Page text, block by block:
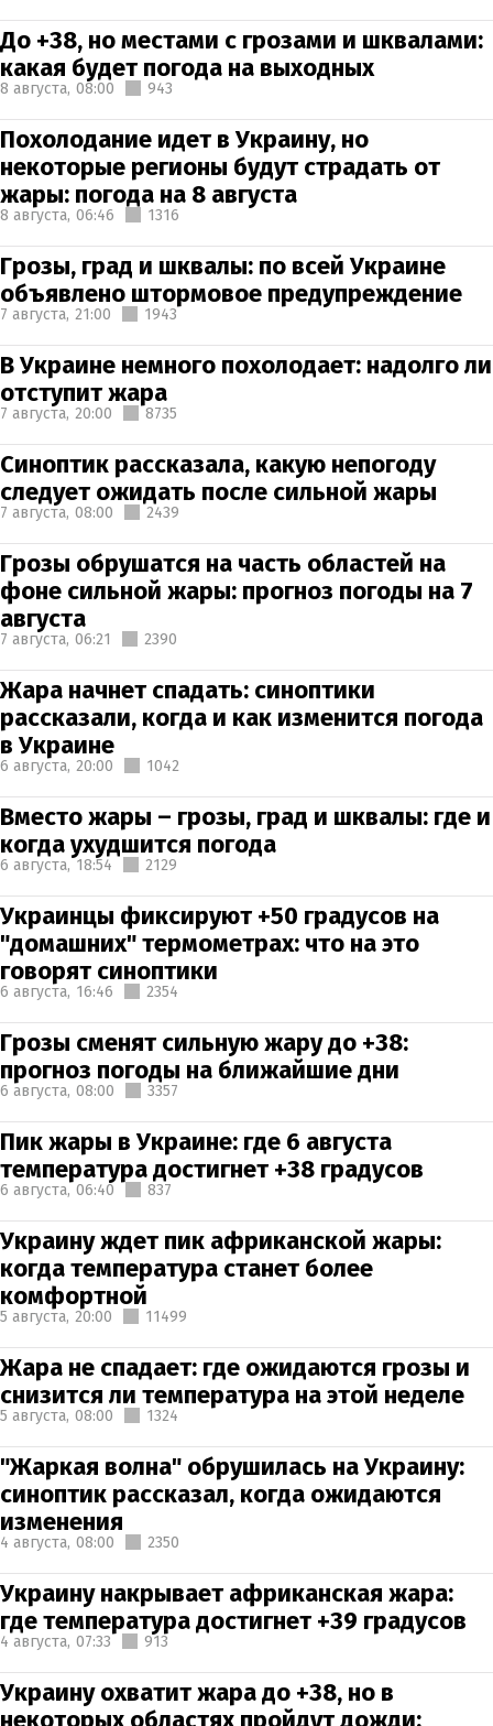
До +38, но местами с грозами и шквалами:
какая будет погода на выходных
8 августа, 08:00 943
Похолодание идет в Украину, но
некоторые регионы будут страдать от
жары: погода на 8 августа
8 августа, 06:46 1316
Грозы, град и шквалы: по всей Украине
объявлено штормовое предупреждение
7 августа, 21:00 1943
В Украине немного похолодает: надолго ли
отступит жара
7 августа, 20:00 8735
Синоптик рассказала, какую непогоду
следует ожидать после сильной жары
7 августа, 08:00 2439
Грозы обрушатся на часть областей на
фоне сильной жары: прогноз погоды на 7
августа
7 августа, 06:21 2390
Жара начнет спадать: синоптики
рассказали, когда и как изменится погода
в Украине
6 августа, 20:00 1042
Вместо жары – грозы, град и шквалы: где и
когда ухудшится погода
6 августа, 18:54 2129
Украинцы фиксируют +50 градусов на
"домашних" термометрах: что на это
говорят синоптики
6 августа, 16:46 2354
Грозы сменят сильную жару до +38:
прогноз погоды на ближайшие дни
6 августа, 08:00 3357
Пик жары в Украине: где 6 августа
температура достигнет +38 градусов
6 августа, 06:40 837
Украину ждет пик африканской жары:
когда температура станет более
комфортной
5 августа, 20:00 11499
Жара не спадает: где ожидаются грозы и
снизится ли температура на этой неделе
5 августа, 08:00 1324
"Жаркая волна" обрушилась на Украину:
синоптик рассказал, когда ожидаются
изменения
4 августа, 08:00 2350
Украину накрывает африканская жара:
где температура достигнет +39 градусов
4 августа, 07:33 913
Украину охватит жара до +38, но в
некоторых областях пройдут дожди: